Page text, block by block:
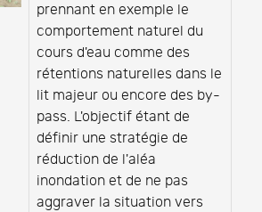
prennant en exemple le
comportement naturel du
cours d'eau comme des
rétentions naturelles dans le
lit majeur ou encore des by-
pass. L'objectif étant de
définir une stratégie de
réduction de l'aléa
inondation et de ne pas
aggraver la situation vers